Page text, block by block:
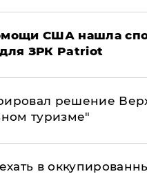
США нашла
ЗРК Patriot
решение
туризме"
в